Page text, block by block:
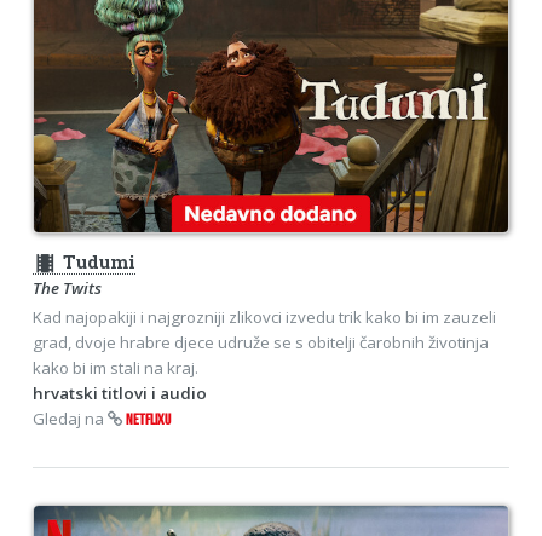
theaters Tudumi
The Twits
Kad najopakiji i najgrozniji zlikovci izvedu trik kako bi im zauzeli
grad, dvoje hrabre djece udruže se s obitelji čarobnih životinja
kako bi im stali na kraj.
hrvatski titlovi i audio
Gledaj na
NETFLIXU